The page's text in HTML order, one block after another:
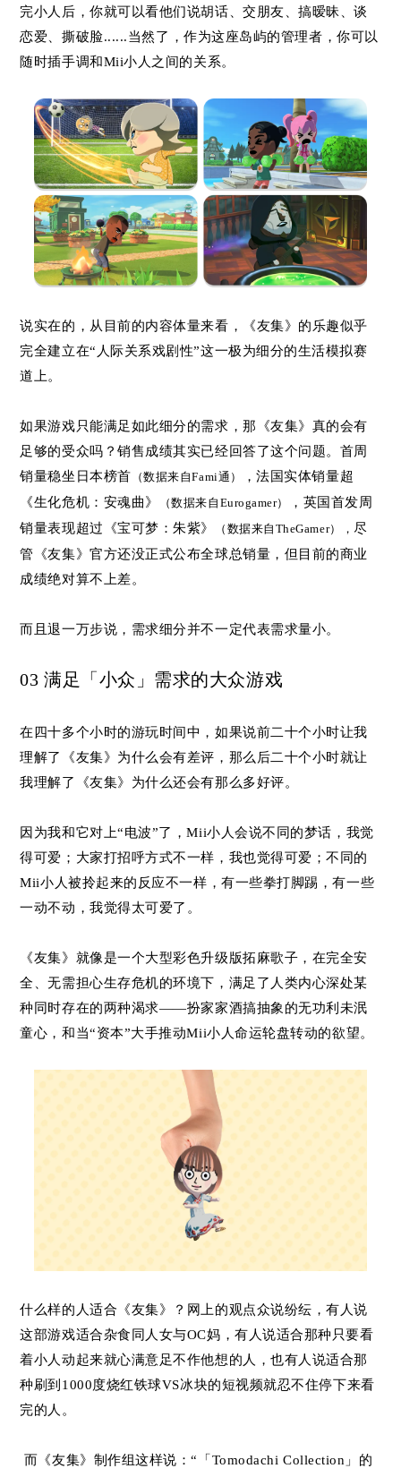
完小人后，你就可以看他们说胡话、交朋友、搞暧昧、谈
恋爱、撕破脸......当然了，作为这座岛屿的管理者，你可以
随时插手调和Mii小人之间的关系。
说实在的，从目前的内容体量来看，《友集》的乐趣似乎
完全建立在“人际关系戏剧性”这一极为细分的生活模拟赛
道上。
如果游戏只能满足如此细分的需求，那《友集》真的会有
足够的受众吗？销售成绩其实已经回答了这个问题。首周
销量稳坐日本榜首 （数据来自Fami通）
，法国实体销量超
《生化危机：安魂曲》 （数据来自Eurogamer）
，英国首发周
销量表现超过《宝可梦：朱紫》
（数据来自TheGamer），尽
管《友集》官方还没正式公布全球总销量，但目前的商业
成绩绝对算不上差。
而且退一万步说，需求细分并不一定代表需求量小。
03 满足「小众」需求的大众游戏
在四十多个小时的游玩时间中，如果说前二十个小时让我
理解了《友集》为什么会有差评，那么后二十个小时就让
我理解了《友集》为什么还会有那么多好评。
因为我和它对上“电波”了，Mii小人会说不同的梦话，我觉
得可爱；大家打招呼方式不一样，我也觉得可爱；不同的
Mii小人被拎起来的反应不一样，有一些拳打脚踢，有一些
一动不动，我觉得太可爱了。
《友集》就像是一个大型彩色升级版拓麻歌子， 在完全安
全、无需担心生存危机的环境下， 满足了人类内心深处某
种同时存在的两种渴求——扮家家酒搞抽象的无功利未泯
童心，和当“资本”大手推动Mii小人命运轮盘转动的欲望。
什么样的人适合《友集》？网上的观点众说纷纭，有人说
这部游戏适合杂食同人女与OC妈，有人说适合那种只要看
着小人动起来就心满意足不作他想的人，也有人说适合那
种刷到1000度烧红铁球VS冰块的短视频就忍不住停下来看
完的人。
而《友集》制作组这样说：“「Tomodachi Collection」的